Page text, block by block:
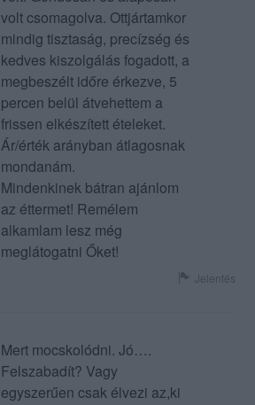
volt csomagolva. Ottjártamkor
mindig tisztaság, precízség és
kedves kiszolgálás fogadott, a
megbeszélt időre érkezve, 5
percen belül átvehettem a
frissen elkészített ételeket.
Ár/érték arányban átlagosnak
mondanám.
Mindenkinek bátran ajánlom
az éttermet! Remélem
alkamlam lesz még
meglátogatni Őket!
Jelentés
Mert mocskolódni. Jó….
Felszabadít? Vagy
egyszerűen csak élvezi az,ki